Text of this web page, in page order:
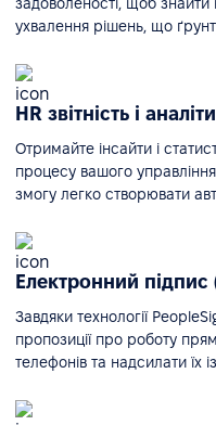
ухвалення рішень, що
HR звітність і
Отримайте інсайти і
процесу вашого
змогу легко створювати
Електронний підпис
Завдяки технології
пропозиції про роботу
телефонів та надсилати їх